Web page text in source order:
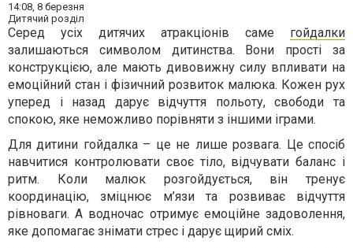
14:08, 8 березня
Дитячий розділ
Серед усіх дитячих атракціонів саме гойдалки
залишаються символом дитинства. Вони прості за
конструкцією, але мають дивовижну силу впливати на
емоційний стан і фізичний розвиток малюка. Кожен рух
уперед і назад дарує відчуття польоту, свободи та
спокою, яке неможливо порівняти з іншими іграми.
Для дитини гойдалка – це не лише розвага. Це спосіб
навчитися контролювати своє тіло, відчувати баланс і
ритм. Коли малюк розгойдується, він тренує
координацію, зміцнює м’язи та розвиває відчуття
рівноваги. А водночас отримує емоційне задоволення,
яке допомагає знімати стрес і дарує щирий сміх.